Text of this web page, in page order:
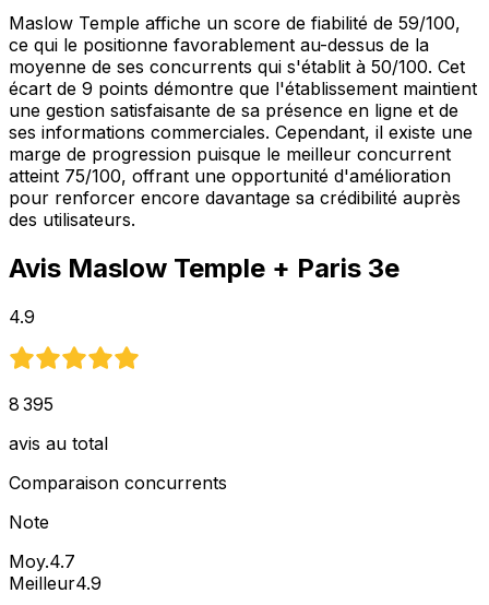
Maslow Temple affiche un score de fiabilité de 59/100,
ce qui le positionne favorablement au-dessus de la
moyenne de ses concurrents qui s'établit à 50/100. Cet
écart de 9 points démontre que l'établissement maintient
une gestion satisfaisante de sa présence en ligne et de
ses informations commerciales. Cependant, il existe une
marge de progression puisque le meilleur concurrent
atteint 75/100, offrant une opportunité d'amélioration
pour renforcer encore davantage sa crédibilité auprès
des utilisateurs.
Avis Maslow Temple + Paris 3e
4.9
8 395
avis au total
Comparaison concurrents
Note
Moy.4.7
Meilleur4.9